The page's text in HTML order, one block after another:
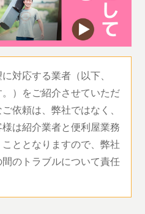
対応する業者（以下、
。）をご紹介させていただ
依頼は、弊社ではなく、
は紹介業者と便利屋業務
ととなりますので、弊社
のトラブルについて責任